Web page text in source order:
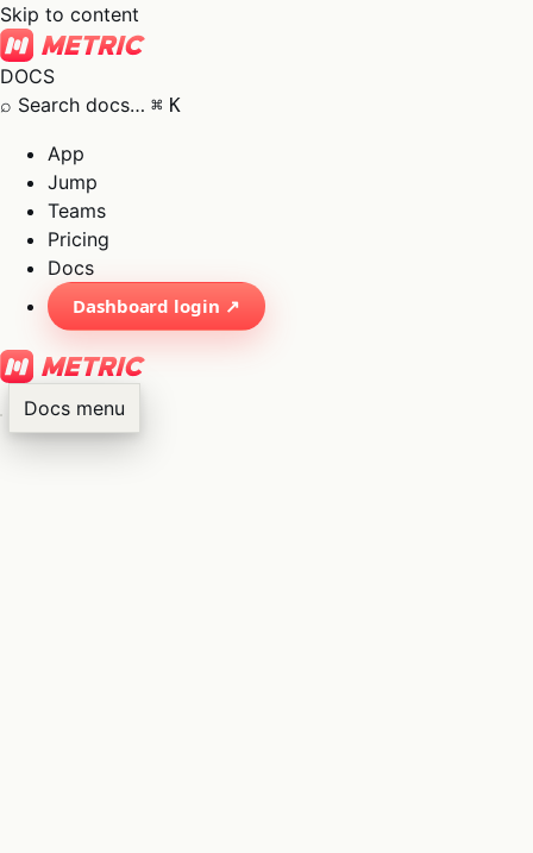
Skip to content
DOCS
⌕ Search docs… ⌘ K
App
Jump
Teams
Pricing
Docs
Dashboard login ↗
Docs menu